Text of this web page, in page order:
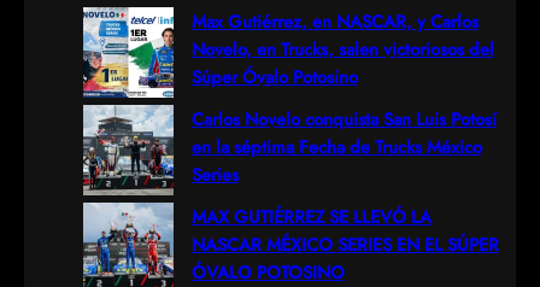
Max Gutiérrez, en NASCAR, y Carlos
Novelo, en Trucks, salen victoriosos del
Súper Óvalo Potosino
Carlos Novelo conquista San Luis Potosí
en la séptima Fecha de Trucks México
Series
MAX GUTIÉRREZ SE LLEVÓ LA
NASCAR MÉXICO SERIES EN EL SÚPER
ÓVALO POTOSINO